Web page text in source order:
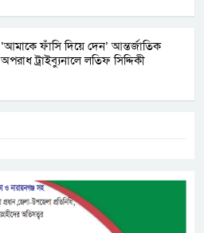
‘আমাকে ফাঁসি দিয়ে দেন’ আন্তর্জাতিক
অপরাধ ট্রাইব্যুনালে লতিফ সিদ্দিকী